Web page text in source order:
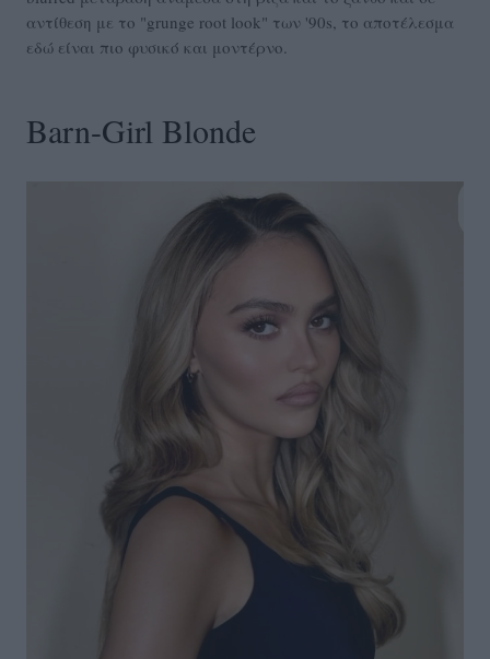
αντίθεση με το "grunge root look" των '90s, το αποτέλεσμα
εδώ είναι πιο φυσικό και μοντέρνο.
Barn-Girl Blonde